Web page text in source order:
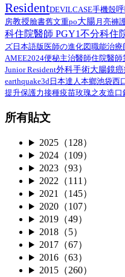
ResidentDEVILCASE手機殼
房教授臉書舊文重po大腸 月亮褲
科住院醫師 PGY1不分科住
ズ日本語版医師の進化図職能治療
AMEE2024便秘主治醫師住院醫師
Junior Resident外科手術大腸鏡
earthquake3d 日本達人本鄉池袋西
提升保護力接種疫苗玫瑰之友造口
所有貼文
2025（128）
2024（109）
2023（93）
2022（111）
2021（145）
2020（107）
2019（49）
2018（5）
2017（67）
2016（63）
2015（260）